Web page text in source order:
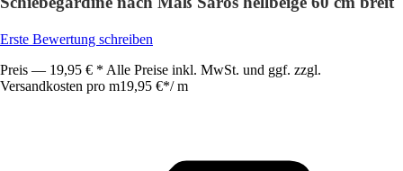
Erste Bewertung schreiben
Preis — 19,95 € * Alle Preise inkl. MwSt. und ggf. zzgl.
Versandkosten pro m19,95 €*/ m